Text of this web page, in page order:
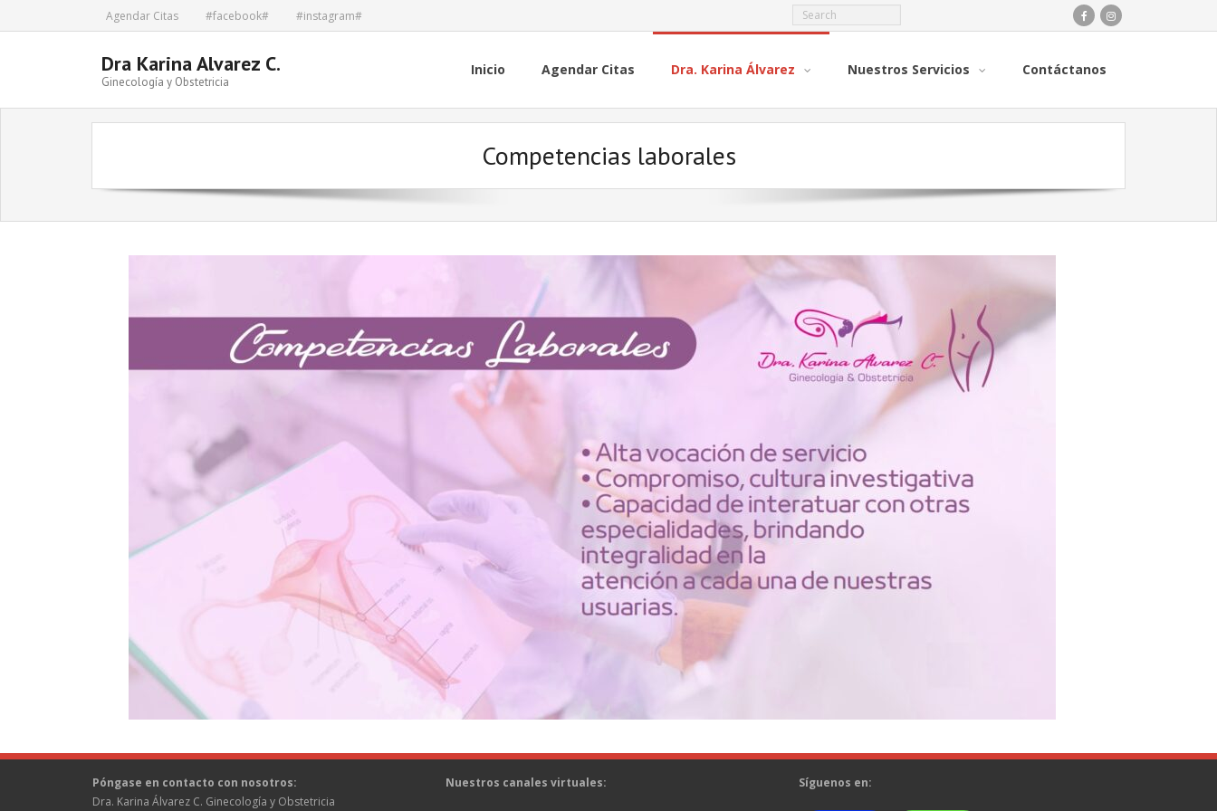
Agendar Citas #facebook# #instagram#
Dra Karina Alvarez C.
Ginecología y Obstetricia
Inicio Agendar Citas Dra. Karina Álvarez Nuestros Servicios Contáctanos
Competencias laborales
Póngase en contacto con nosotros:
Dra. Karina Álvarez C. Ginecología y Obstetricia
Nuestros canales virtuales: Síguenos en: